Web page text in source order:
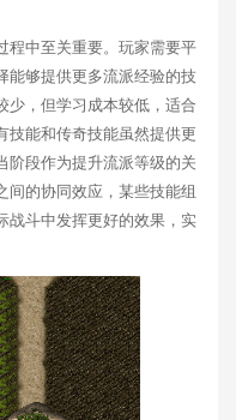
程中至关重要。玩家需要平
能够提供更多流派经验的技
少，但学习成本较低，适合
技能和传奇技能虽然提供更
阶段作为提升流派等级的关
间的协同效应，某些技能组
战斗中发挥更好的效果，实